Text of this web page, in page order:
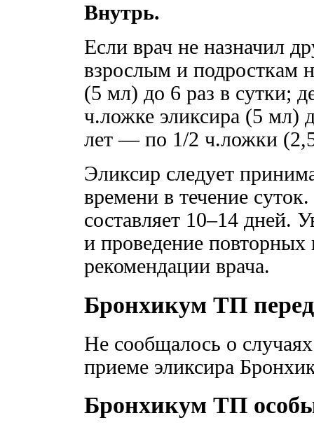
Внутрь.
Если врач не назначил
взрослым и подросткам
(5 мл) до 6 раз в сутки;
ч.ложке эликсира (5 мл)
лет — по 1/2 ч.ложки
Эликсир следует
времени в течение
составляет 10–14 дней.
и проведение
рекомендации врача.
Бронхикум ТП
Не сообщалось о
приеме эликсира
Бронхикум ТП